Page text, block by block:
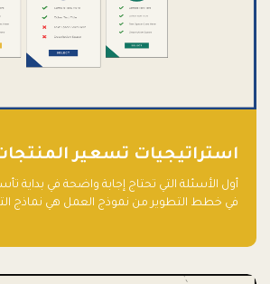
استراتيجيات تسعير
أول الأسئلة التي تحتاج إجابة واضحة في بداية
في خطط التطوير من نموذج العمل هي نماذج